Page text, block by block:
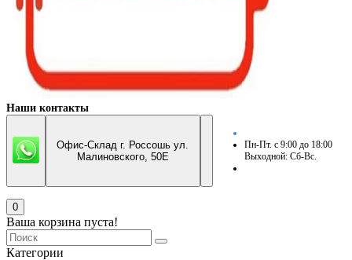
Наши контакты
Офис-Склад г. Россошь ул.
Малиновского, 50Е
Пн-Пт. с 9:00 до 18:00
Выходной: Сб-Вс.
0
Ваша корзина пуста!
Категории